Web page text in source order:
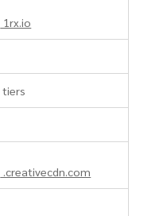
1rx.io
tiers
.creativecdn.com